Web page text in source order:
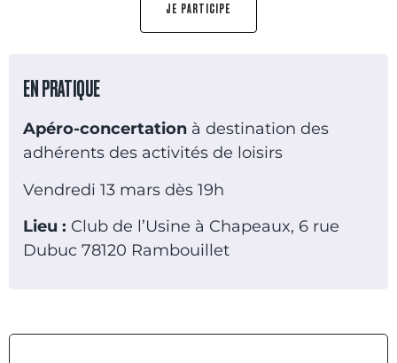
JE PARTICIPE
EN PRATIQUE
Apéro-concertation à destination des
adhérents des activités de loisirs
Vendredi 13 mars dès 19h
Lieu : Club de l’Usine à Chapeaux, 6 rue
Dubuc 78120 Rambouillet